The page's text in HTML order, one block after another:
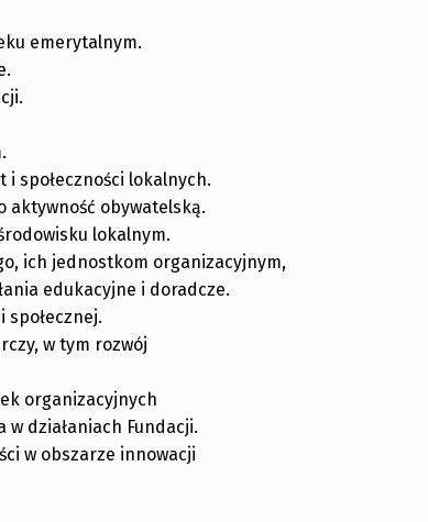
emerytalnym.
i społeczności lokalnych.
aktywność obywatelską.
lokalnym.
ich jednostkom organizacyjnym,
edukacyjne i doradcze.
społecznej.
w tym rozwój
organizacyjnych
działaniach Fundacji.
w obszarze innowacji